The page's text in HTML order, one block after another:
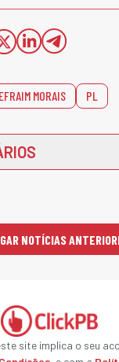
EFRAIM MORAIS PL
NOTÍCIAS
site implica o seu